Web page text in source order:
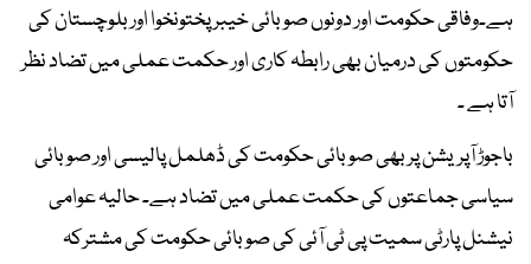
ہے۔وفاقی حکومت اور دونوں صوبائی خیبر پختونخوا اور بلوچستان کی
حکومتوں کی درمیان بھی رابطہ کاری اور حکمت عملی میں تضاد نظر
آتا ہے ۔
باجوڑ آپریشن پر بھی صوبائی حکومت کی ڈھلمل پالیسی اور صوبائی
سیاسی جماعتوں کی حکمت عملی میں تضاد ہے۔ حالیہ عوامی
نیشنل پارٹی سمیت پی ٹی آئی کی صوبائی حکومت کی مشترکہ